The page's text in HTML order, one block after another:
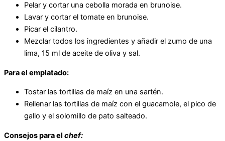
Pelar y cortar una cebolla morada en brunoise.
Lavar y cortar el tomate en brunoise.
Picar el cilantro.
Mezclar todos los ingredientes y añadir el zumo de una
lima, 15 ml de aceite de oliva y sal.
Para el emplatado:
Tostar las tortillas de maíz en una sartén.
Rellenar las tortillas de maíz con el guacamole, el pico de
gallo y el solomillo de pato salteado.
Consejos para el chef: